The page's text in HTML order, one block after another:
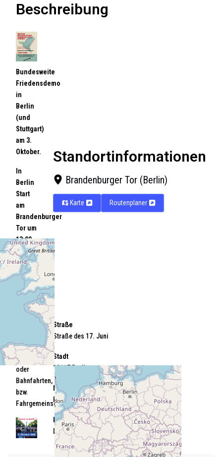
Beschreibung
Bundesweite
Friedensdemo
in
Berlin
(und
Stuttgart)
am 3.
Oktober.
In
Berlin
Start
am
Brandenburger
Tor um
13:00
Uhr
Weitere
Infos
unter:
NIE
WIEDER
Organisiert
Bus-
oder
Bahnfahrten,
bzw.
Fahrgemeinschaften!
Standortinformationen
Brandenburger Tor (Berlin)
Karte Routenplaner
Straße
Straße des 17. Juni
Stadt
10117 Berlin
Bundesland
Berlin
Land
Deutschland